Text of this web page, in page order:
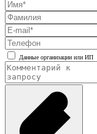
Данные организации или ИП